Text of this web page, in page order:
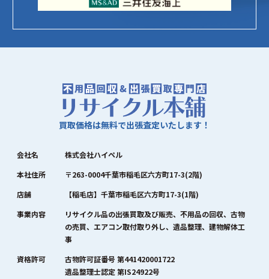
買取価格は無料で出張査定いたします！
会社名
株式会社ハイペル
本社住所
〒263-0004千葉市稲毛区六方町17-3(2階)
店舗
【稲毛店】千葉市稲毛区六方町17-3(1階)
事業内容
リサイクル品の出張買取及び販売、不用品の回収、古物
の売買、エアコン取付取り外し、遺品整理、建物解体工
事
資格許可
古物許可証番号 第441420001722
遺品整理士認定 第IS24922号